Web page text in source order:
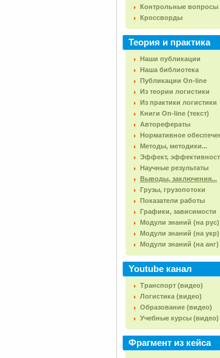
Контрольные вопросы
Кроссворды
Теория и практика
Наши публикации
Наша библиотека
Публикации On-line
Из теории логистики
Из практики логистики
Книги On-line (текст)
Авторефераты
Нормативное
Методы, методики...
Эффект,
Научные результаты
Выводы, заключения...
Грузы, грузопотоки
Показатели работы
Графики, зависимости
Модули знаний (на рус)
Модули знаний (на укр)
Модули знаний (на анг)
Youtube канал
Транспорт (видео)
Логистика (видео)
Образование (видео)
Учебные курсы (видео)
Фрагмент из кейса